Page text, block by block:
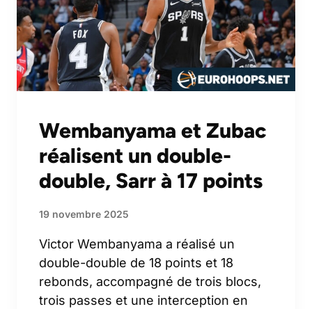
Wembanyama et Zubac
réalisent un double-
double, Sarr à 17 points
19 novembre 2025
Victor Wembanyama a réalisé un
double-double de 18 points et 18
rebonds, accompagné de trois blocs,
trois passes et une interception en